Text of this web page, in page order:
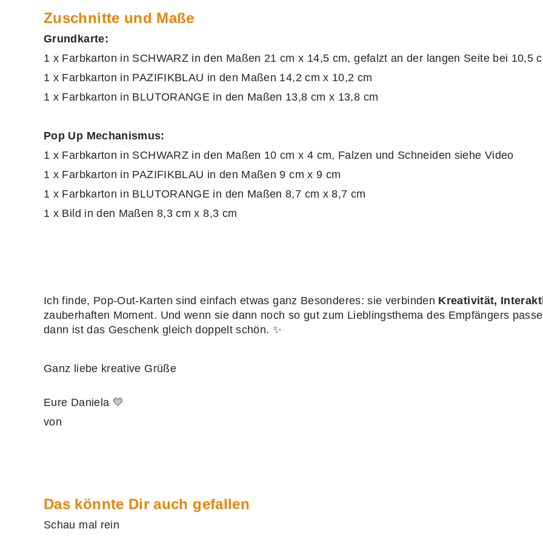
Zuschnitte und Maße
Grundkarte:
1 x Farbkarton in SCHWARZ in den Maßen 21 cm x 14,5 cm, gefalzt an der langen Seite bei 10,5
1 x Farbkarton in PAZIFIKBLAU in den Maßen 14,2 cm x 10,2 cm
1 x Farbkarton in BLUTORANGE in den Maßen 13,8 cm x 13,8 cm
Pop Up Mechanismus:
1 x Farbkarton in SCHWARZ in den Maßen 10 cm x 4 cm, Falzen und Schneiden siehe Video
1 x Farbkarton in PAZIFIKBLAU in den Maßen 9 cm x 9 cm
1 x Farbkarton in BLUTORANGE in den Maßen 8,7 cm x 8,7 cm
1 x Bild in den Maßen 8,3 cm x 8,3 cm
Ich finde, Pop‑Out‑Karten sind einfach etwas ganz Besonderes: sie verbinden Kreativität,
zauberhaften Moment. Und wenn sie dann noch so gut zum Lieblingsthema des Empfängers
dann ist das Geschenk gleich doppelt schön. ✨
Ganz liebe kreative Grüße
Eure Daniela 💛
von
Das könnte Dir auch gefallen
Schau mal rein